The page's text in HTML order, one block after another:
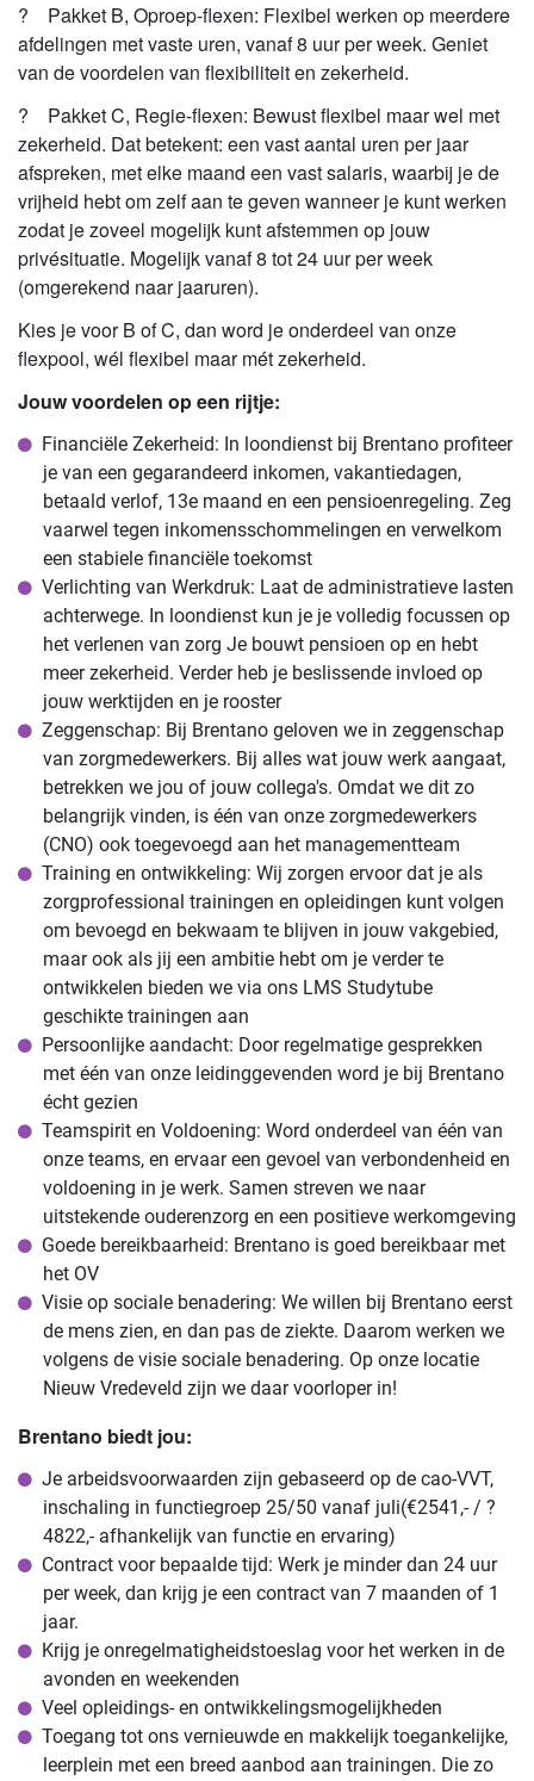
? Pakket B, Oproep-flexen: Flexibel werken op meerdere
afdelingen met vaste uren, vanaf 8 uur per week. Geniet
van de voordelen van flexibiliteit en zekerheid.
? Pakket C, Regie-flexen: Bewust flexibel maar wel met
zekerheid. Dat betekent: een vast aantal uren per jaar
afspreken, met elke maand een vast salaris, waarbij je de
vrijheid hebt om zelf aan te geven wanneer je kunt werken
zodat je zoveel mogelijk kunt afstemmen op jouw
privésituatie. Mogelijk vanaf 8 tot 24 uur per week
(omgerekend naar jaaruren).
Kies je voor B of C, dan word je onderdeel van onze
flexpool, wél flexibel maar mét zekerheid.
Jouw voordelen op een rijtje:
Financiële Zekerheid: In loondienst bij Brentano profiteer
je van een gegarandeerd inkomen, vakantiedagen,
betaald verlof, 13e maand en een pensioenregeling. Zeg
vaarwel tegen inkomensschommelingen en verwelkom
een stabiele financiële toekomst
Verlichting van Werkdruk: Laat de administratieve lasten
achterwege. In loondienst kun je je volledig focussen op
het verlenen van zorg Je bouwt pensioen op en hebt
meer zekerheid. Verder heb je beslissende invloed op
jouw werktijden en je rooster
Zeggenschap: Bij Brentano geloven we in zeggenschap
van zorgmedewerkers. Bij alles wat jouw werk aangaat,
betrekken we jou of jouw collega's. Omdat we dit zo
belangrijk vinden, is één van onze zorgmedewerkers
(CNO) ook toegevoegd aan het managementteam
Training en ontwikkeling: Wij zorgen ervoor dat je als
zorgprofessional trainingen en opleidingen kunt volgen
om bevoegd en bekwaam te blijven in jouw vakgebied,
maar ook als jij een ambitie hebt om je verder te
ontwikkelen bieden we via ons LMS Studytube
geschikte trainingen aan
Persoonlijke aandacht: Door regelmatige gesprekken
met één van onze leidinggevenden word je bij Brentano
écht gezien
Teamspirit en Voldoening: Word onderdeel van één van
onze teams, en ervaar een gevoel van verbondenheid en
voldoening in je werk. Samen streven we naar
uitstekende ouderenzorg en een positieve werkomgeving
Goede bereikbaarheid: Brentano is goed bereikbaar met
het OV
Visie op sociale benadering: We willen bij Brentano eerst
de mens zien, en dan pas de ziekte. Daarom werken we
volgens de visie sociale benadering. Op onze locatie
Nieuw Vredeveld zijn we daar voorloper in!
Brentano biedt jou:
Je arbeidsvoorwaarden zijn gebaseerd op de cao-VVT,
inschaling in functiegroep 25/50 vanaf juli(€2541,- / ?
4822,- afhankelijk van functie en ervaring)
Contract voor bepaalde tijd: Werk je minder dan 24 uur
per week, dan krijg je een contract van 7 maanden of 1
jaar.
Krijg je onregelmatigheidstoeslag voor het werken in de
avonden en weekenden
Veel opleidings- en ontwikkelingsmogelijkheden
Toegang tot ons vernieuwde en makkelijk toegankelijke,
leerplein met een breed aanbod aan trainingen. Die zo